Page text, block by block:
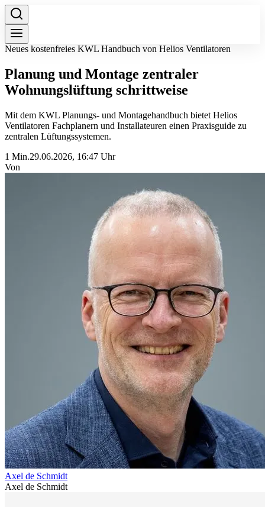
Neues kostenfreies KWL Handbuch von Helios Ventilatoren
Planung und Montage zentraler
Wohnungslüftung schrittweise
Mit dem KWL Planungs- und Montagehandbuch bietet Helios
Ventilatoren Fachplanern und Installateuren einen Praxisguide zu
zentralen Lüftungssystemen.
1 Min.29.06.2026, 16:47 Uhr
Von
Axel de Schmidt
Axel de Schmidt